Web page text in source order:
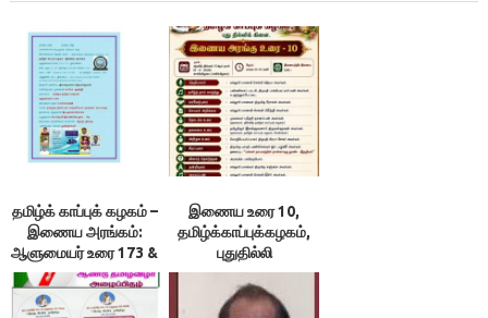
தமிழ்க் காப்புக் கழகம் –
இணைய அரங்கம்:
ஆளுமையர் உரை 173 &
174 ; நூலரங்கம்
இணைய உரை 10,
தமிழ்க்காப்புக்கழகம்,
புதுதில்லி